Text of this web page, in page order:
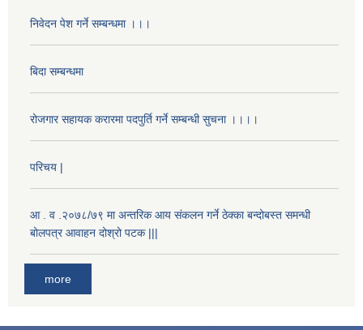
निवेदन पेश गर्ने सम्बन्धमा ।।।
बिदा सम्बन्धमा
रोजगार सहायक करारमा पदपुर्ति गर्ने सम्बन्धी सुचना ।।।।
परिचय |
आ . व .२०७८/७९ मा अन्तरिक आय संकलन गर्ने ठेक्का बन्दोबस्त समन्धी
बोलपत्र आवाहन दोश्रो पटक |||
more